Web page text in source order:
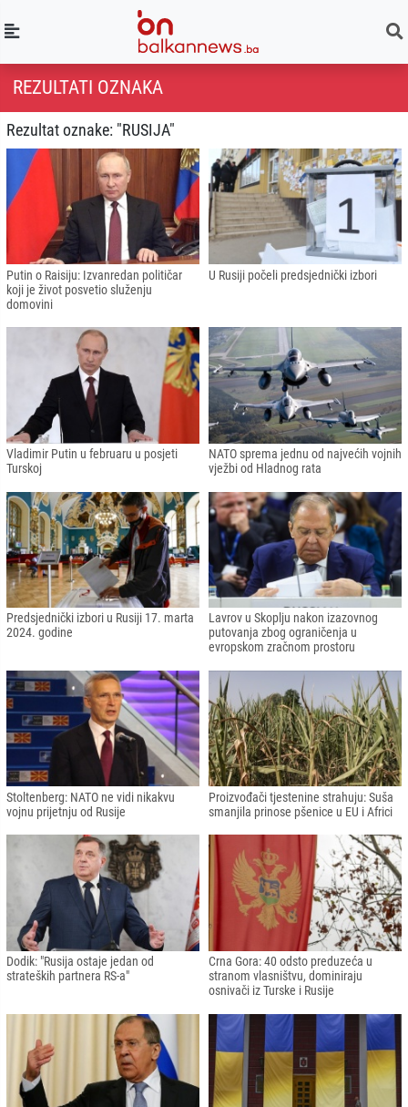
REZULTATI OZNAKA
Rezultat oznake: "RUSIJA"
Putin o Raisiju: Izvanredan političar
koji je život posvetio služenju
domovini
U Rusiji počeli predsjednički izbori
Vladimir Putin u februaru u posjeti
Turskoj
NATO sprema jednu od najvećih vojnih
vježbi od Hladnog rata
Predsjednički izbori u Rusiji 17. marta
2024. godine
Lavrov u Skoplju nakon izazovnog
putovanja zbog ograničenja u
evropskom zračnom prostoru
Stoltenberg: NATO ne vidi nikakvu
vojnu prijetnju od Rusije
Proizvođači tjestenine strahuju: Suša
smanjila prinose pšenice u EU i Africi
Dodik: "Rusija ostaje jedan od
strateških partnera RS-a"
Crna Gora: 40 odsto preduzeća u
stranom vlasništvu, dominiraju
osnivači iz Turske i Rusije